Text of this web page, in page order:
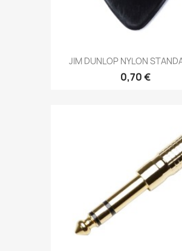
JIM DUNLOP NYLON
0,70 €